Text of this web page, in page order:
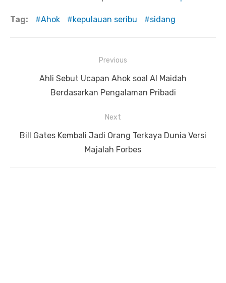
Tag: Ahok kepulauan seribu sidang
Previous
PreviousAhli Sebut Ucapan Ahok soal Al Maidah
Berdasarkan Pengalaman Pribadi
Next
Next
Bill Gates Kembali Jadi Orang Terkaya Dunia Versi
Majalah Forbes